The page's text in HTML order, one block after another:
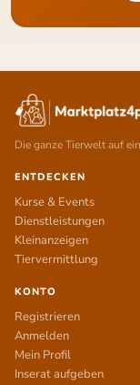
Die ganze Tierwelt auf
ENTDECKEN
Kurse & Events
Dienstleistungen
Kleinanzeigen
Tiervermittlung
KONTO
Registrieren
Anmelden
Mein Profil
Inserat aufgeben